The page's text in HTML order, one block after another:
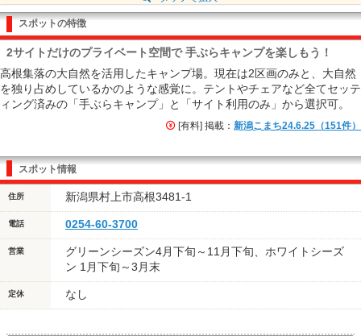
スポットの特徴
2サイトだけのプライベート空間で 手ぶらキャンプを楽しもう！
高根集落の大自然を活用したキャンプ場。現在は2区画のみと、大自然
を独り占めしているかのような感覚に。テントやチェアなど全てセッテ
ィング済みの「手ぶらキャンプ」と「サイト利用のみ」から選択可。
[有料] 掲載： 新潟こまち24.6.25（151件）
スポット情報
住所 新潟県村上市高根3481-1
電話 0254-60-3700
営業
グリーンシーズン4月下旬～11月下旬、ホワイトシーズ
ン 1月下旬～3月末
定休 なし